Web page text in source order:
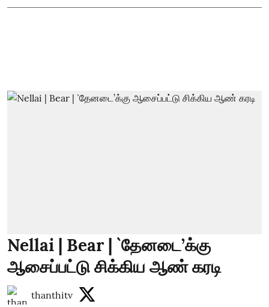
Nellai | Bear | `தேனடை’க்கு
ஆசைப்பட்டு சிக்கிய ஆண் கரடி
thanthitv